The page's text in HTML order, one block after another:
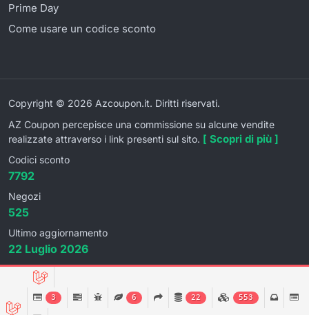
Prime Day
Come usare un codice sconto
Copyright © 2026 Azcoupon.it. Diritti riservati.
AZ Coupon percepisce una commissione su alcune vendite
realizzate attraverso i link presenti sul sito. [ Scopri di più ]
Codici sconto
7792
Negozi
525
Ultimo aggiornamento
22 Luglio 2026
3 6 22 553